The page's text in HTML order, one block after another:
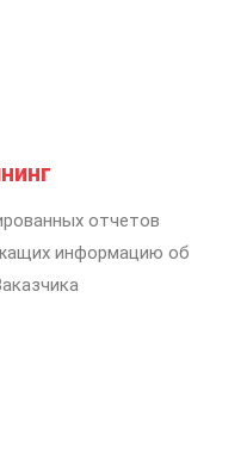
отчетов
информацию об